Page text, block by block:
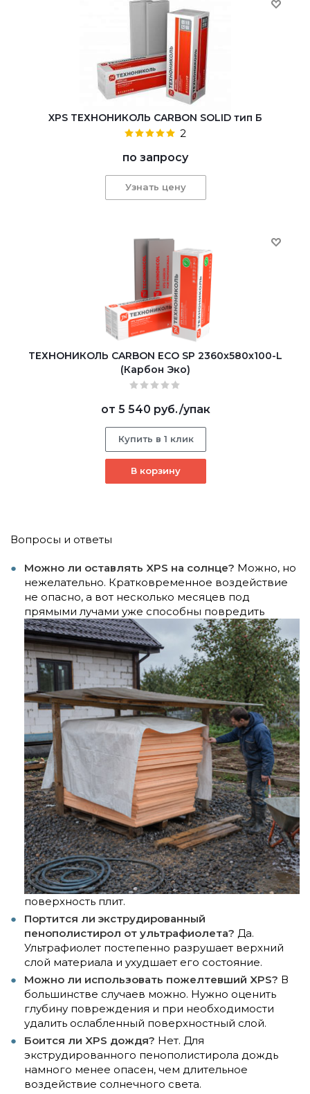
XPS ТЕХНОНИКОЛЬ CARBON SOLID тип Б
2
по запросу
Узнать цену
ТЕХНОНИКОЛЬ CARBON ECO SP 2360х580х100-L
(Карбон Эко)
от 5 540 руб./упак
Купить в 1 клик
В корзину
Вопросы и ответы
Можно ли оставлять XPS на солнце? Можно, но
нежелательно. Кратковременное воздействие
не опасно, а вот несколько месяцев под
прямыми лучами уже способны повредить
поверхность плит.
Портится ли экструдированный
пенополистирол от ультрафиолета? Да.
Ультрафиолет постепенно разрушает верхний
слой материала и ухудшает его состояние.
Можно ли использовать пожелтевший XPS? В
большинстве случаев можно. Нужно оценить
глубину повреждения и при необходимости
удалить ослабленный поверхностный слой.
Боится ли XPS дождя? Нет. Для
экструдированного пенополистирола дождь
намного менее опасен, чем длительное
воздействие солнечного света.